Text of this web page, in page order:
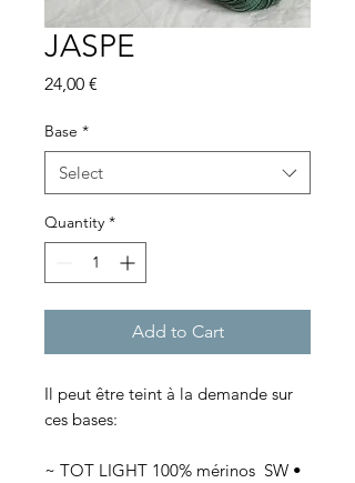
JASPE
24,00 €
Base *
Select
Quantity *
Add to Cart
Il peut être teint à la demande sur
ces bases:
~ TOT LIGHT 100% mérinos SW •